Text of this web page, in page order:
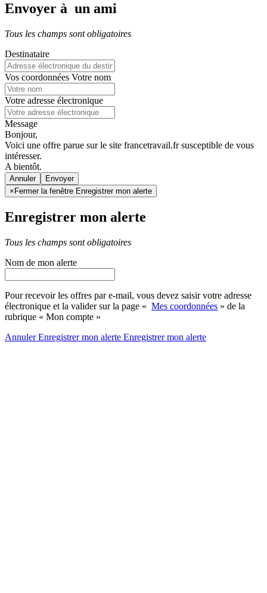
Envoyer à un ami
Tous les champs sont obligatoires
Destinataire
Vos coordonnées Votre nom
Votre adresse électronique
Message
Bonjour,
Voici une offre parue sur le site francetravail.fr susceptible de vous
intéresser.
A bientôt.
Annuler
× Fermer la fenêtre Enregistrer mon alerte
Enregistrer mon alerte
Tous les champs sont obligatoires
Nom de mon alerte
Pour recevoir les offres par e-mail, vous devez saisir votre adresse
électronique et la valider sur la page « Mes coordonnées » de la
rubrique « Mon compte »
AnnulerEnregistrer mon alerte Enregistrermon alerte